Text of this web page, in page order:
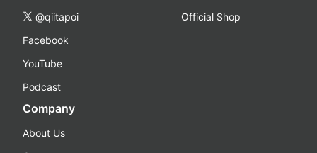
@qiitapoi
Facebook
YouTube
Podcast
Official Shop
Company
About Us